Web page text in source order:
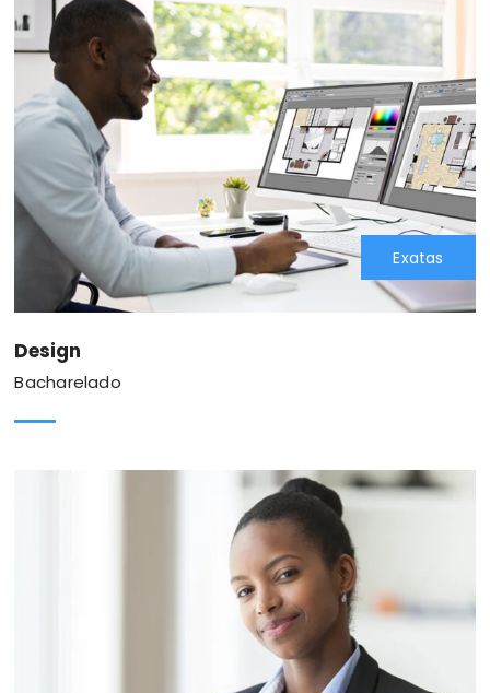
Exatas
Design
Bacharelado